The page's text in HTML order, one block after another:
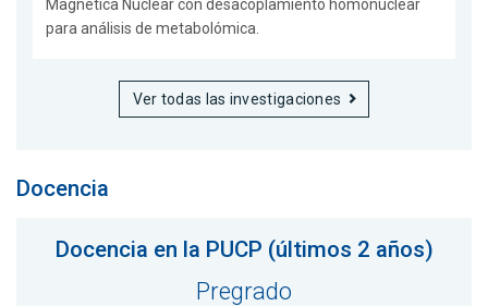
Magnética Nuclear con desacoplamiento homonuclear
para análisis de metabolómica.
Ver todas las investigaciones
Docencia
Docencia en la PUCP (últimos 2 años)
Pregrado